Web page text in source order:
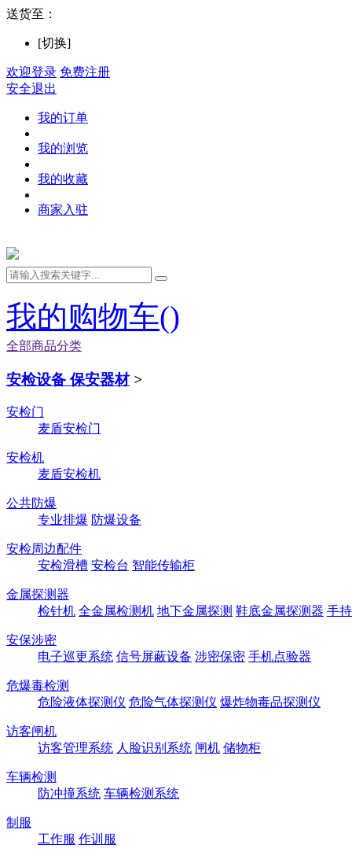
送货至：
[切换]
欢迎登录 免费注册
安全退出
我的订单
我的浏览
我的收藏
商家入驻
我的购物车()
全部商品分类
安检设备 保安器材 >
安检门
麦盾安检门
安检机
麦盾安检机
公共防爆
专业排爆 防爆设备
安检周边配件
安检滑槽 安检台 智能传输柜
金属探测器
检针机 全金属检测机 地下金属探测 鞋底金属探测器 手
安保涉密
电子巡更系统 信号屏蔽设备 涉密保密 手机点验器
危爆毒检测
危险液体探测仪 危险气体探测仪 爆炸物毒品探测仪
访客闸机
访客管理系统 人脸识别系统 闸机 储物柜
车辆检测
防冲撞系统 车辆检测系统
制服
工作服 作训服